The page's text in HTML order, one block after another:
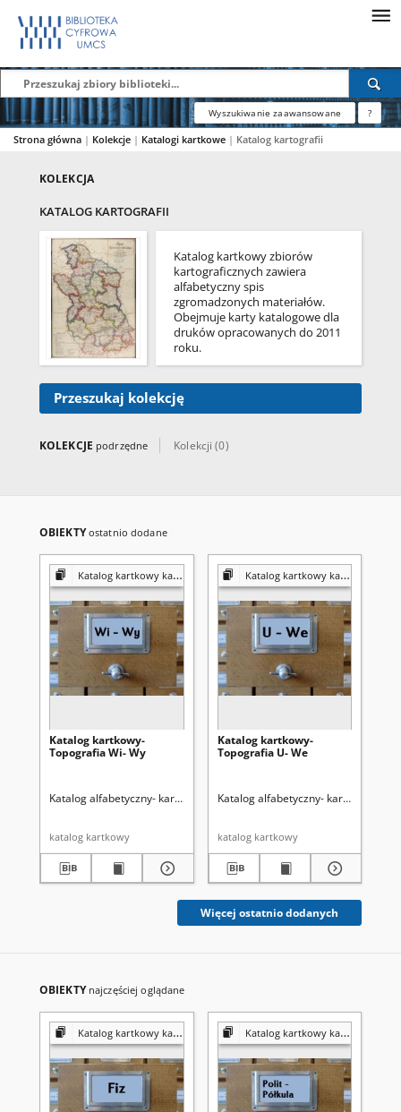
Wyszukiwanie zaawansowane ?
Strona główna | Kolekcje | Katalogi kartkowe | Katalog kartografii
KOLEKCJA
KATALOG KARTOGRAFII
Katalog kartkowy zbiorów
kartograficznych zawiera
alfabetyczny spis
zgromadzonych materiałów.
Obejmuje karty katalogowe dla
druków opracowanych do 2011
roku.
kartograficzne, które wpływają
do biblioteki są udostępnione w
katalogu elektronicznym.
Przeszukaj kolekcję
KOLEKCJE podrzędne Kolekcji (0)
OBIEKTYostatnio dodane
Katalog kartkowy kartografia
Katalog kartkowy-
Topografia Wi- Wy
Katalog alfabetyczny- kartografia
katalog kartkowy
Katalog kartkowy kartografia
Katalog kartkowy-
Topografia U- We
Katalog alfabetyczny- kartografia
katalog kartkowy
Więcej ostatnio dodanych
OBIEKTY najczęściej oglądane
Katalog kartkowy kartografia Katalog kartkowy kartografia